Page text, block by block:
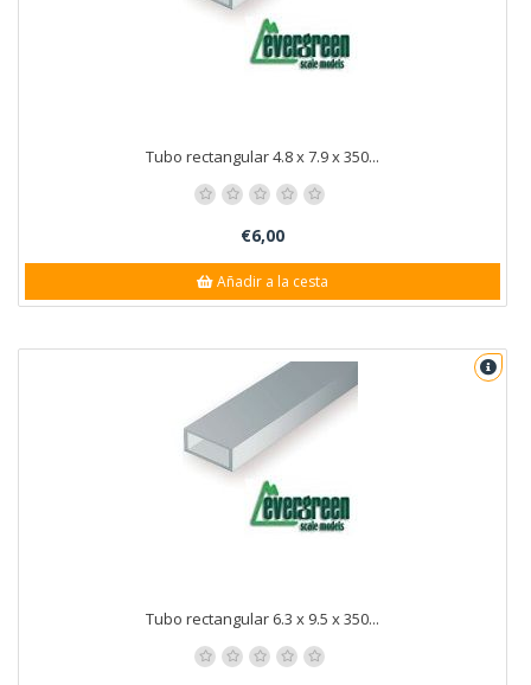
Tubo rectangular 4.8 x 7.9 x 350...
€6,00
Añadir a la cesta
Tubo rectangular 6.3 x 9.5 x 350...